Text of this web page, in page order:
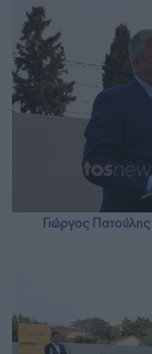
Γιώργος